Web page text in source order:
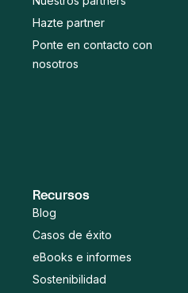
Hazte partner
Ponte en contacto con
nosotros
Recursos
Blog
Casos de éxito
eBooks e informes
Sostenibilidad